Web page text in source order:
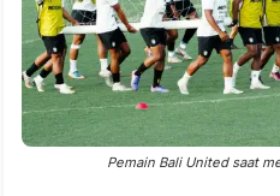
Pemain Bali United saat